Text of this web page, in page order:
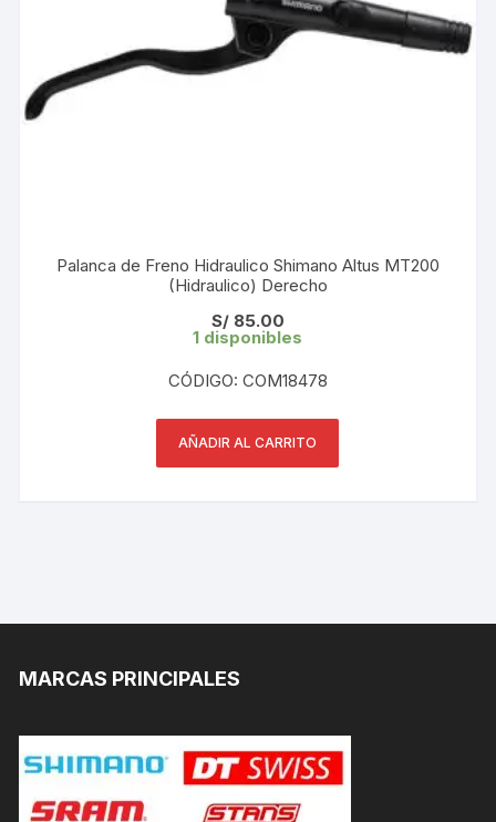
Palanca de Freno Hidraulico Shimano Altus MT200
(Hidraulico) Derecho
S/85.00
1 disponibles
CÓDIGO: COM18478
AÑADIR AL CARRITO
MARCAS PRINCIPALES